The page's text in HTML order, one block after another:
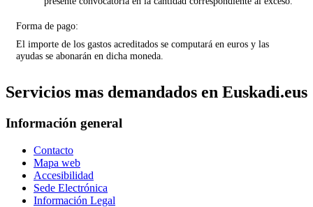
Forma de pago:
El importe de los gastos acreditados se computará en euros y las
ayudas se abonarán en dicha moneda.
Servicios mas demandados en Euskadi.eus
Información general
Contacto
Mapa web
Accesibilidad
Sede Electrónica
Información Legal